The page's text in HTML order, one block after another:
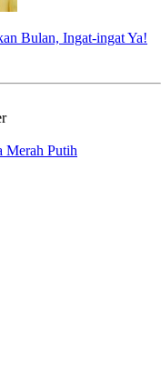
Bulan, Ingat-ingat Ya!
Merah Putih